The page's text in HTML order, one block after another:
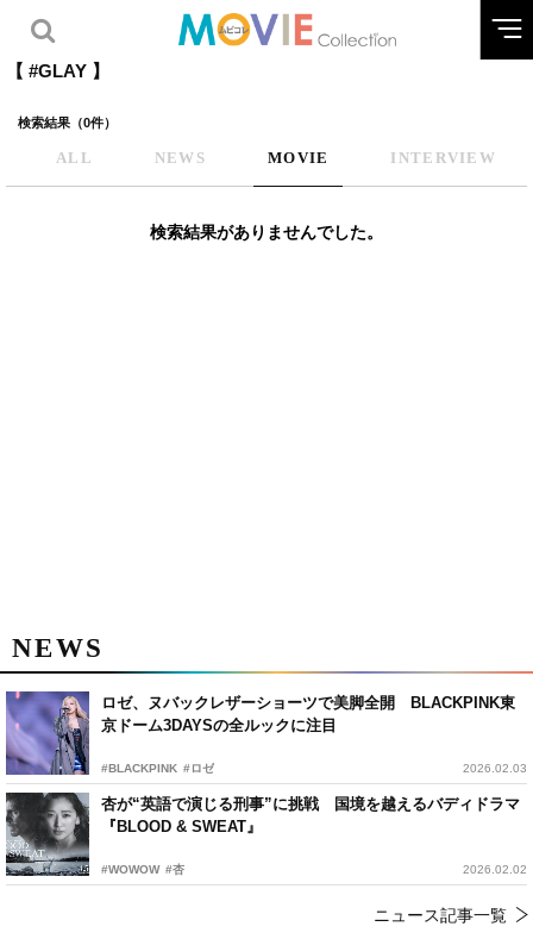
【 #GLAY 】
検索結果（0件）
ALL NEWS MOVIE INTERVIEW
検索結果がありませんでした。
NEWS
ロゼ、ヌバックレザーショーツで美脚全開 BLACKPINK東
京ドーム3DAYSの全ルックに注目
#BLACKPINK #ロゼ 2026.02.03
杏が“英語で演じる刑事”に挑戦 国境を越えるバディドラマ
『BLOOD & SWEAT』
#WOWOW #杏 2026.02.02
ニュース記事一覧